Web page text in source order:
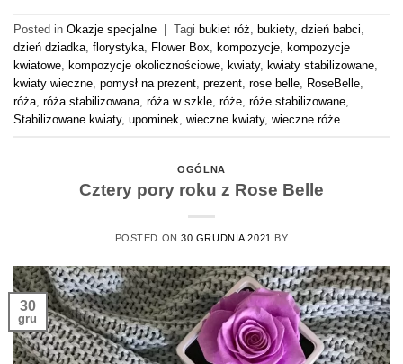
Posted in Okazje specjalne Tagi bukiet róż bukiety, dzień babci
dzień dziadka florystyka Flower Box kompozycje
kompozycje
kwiatowe
kompozycje okolicznościowe kwiaty, kwiaty stabilizowane
kwiaty wieczne pomysł na prezent prezent rose belle RoseBelle
róża róża stabilizowana róża w szkle róże róże stabilizowane
Stabilizowane kwiaty, upominek wieczne kwiaty, wieczne róże
OGÓLNA
Cztery pory roku z Rose Belle
POSTED ON30 GRUDNIA 2021 BY
30
gru